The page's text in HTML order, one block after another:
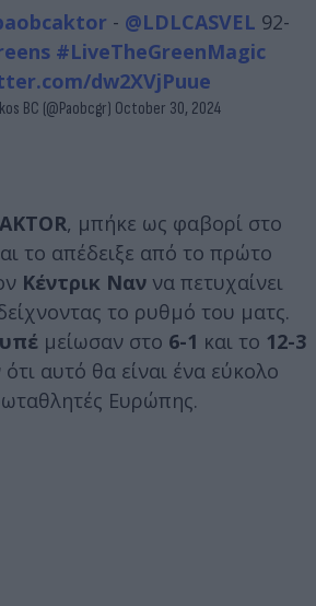
- @LDLCASVEL 92-
#LiveTheGreenMagic
dw2XVjPuue
BC (@Paobcgr) October 30, 2024
, μπήκε ως φαβορί στο
το απέδειξε από το πρώτο
Κέντρικ Ναν να πετυχαίνει
το ρυθμό του ματς.
μείωσαν στο 6-1 και το 12-3
αυτό θα είναι ένα εύκολο
Ευρώπης.